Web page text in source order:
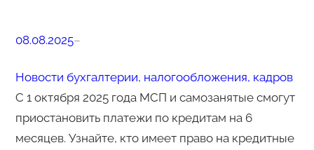
08.08.2025–
Новости бухгалтерии, налогообложения, кадров
С 1 октября 2025 года МСП и самозанятые смогут
приостановить платежи по кредитам на 6
месяцев. Узнайте, кто имеет право на кредитные